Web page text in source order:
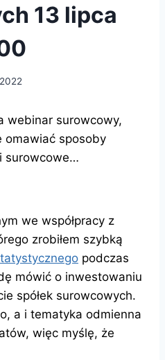
13 lipca
webinar surowcowy,
omawiać sposoby
surowcowe…
we współpracy z
zrobiłem szybką
podczas
mówić o inwestowaniu
spółek surowcowych.
a i tematyka odmienna
więc myślę, że